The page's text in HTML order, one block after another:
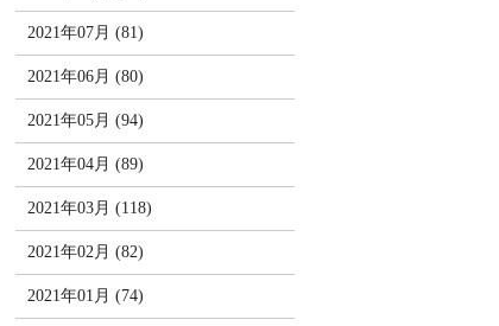
2021年07月 (81)
2021年06月 (80)
2021年05月 (94)
2021年04月 (89)
2021年03月 (118)
2021年02月 (82)
2021年01月 (74)